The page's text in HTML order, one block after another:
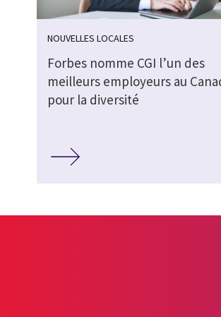
NOUVELLES LOCALES
Forbes nomme CGI l’un des
meilleurs employeurs au
pour la diversité